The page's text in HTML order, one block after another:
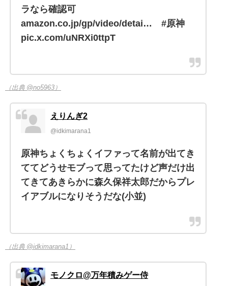
ラなら確認可
amazon.co.jp/gp/video/detai… #原神
pic.x.com/uNRXi0ttpT
（出典 @no5963）
えりんぎ2
@idkimarana1
原神ちょくちょくイファって名前が出てき
ててどうせモブって思ってたけど声だけ出
てきてあきらかに森久保祥太郎だからプレ
イアブルになりそうだな(小並)
（出典 @idkimarana1）
モノクロ@万年積みゲー侍